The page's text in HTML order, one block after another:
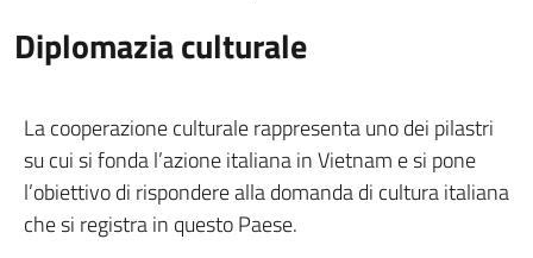
Diplomazia culturale
La cooperazione culturale rappresenta uno dei pilastri
su cui si fonda l’azione italiana in Vietnam e si pone
l’obiettivo di rispondere alla domanda di cultura italiana
che si registra in questo Paese.